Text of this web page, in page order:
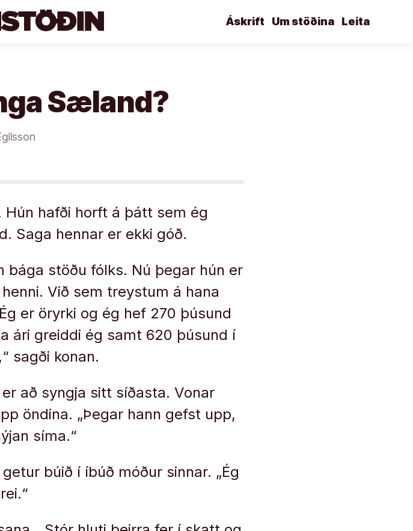
Leita
Um stöðina
Áskrift
Sæland?
hafði horft á þátt sem ég
Saga hennar er ekki góð.
bága stöðu fólks. Nú þegar hún er
Við sem treystum á hana
er öryrki og ég hef 270 þúsund
ári greiddi ég samt 620 þúsund í
sagði konan.
að syngja sitt síðasta. Vonar
öndina. „Þegar hann gefst upp,
síma.“
búið í íbúð móður sinnar. „Ég